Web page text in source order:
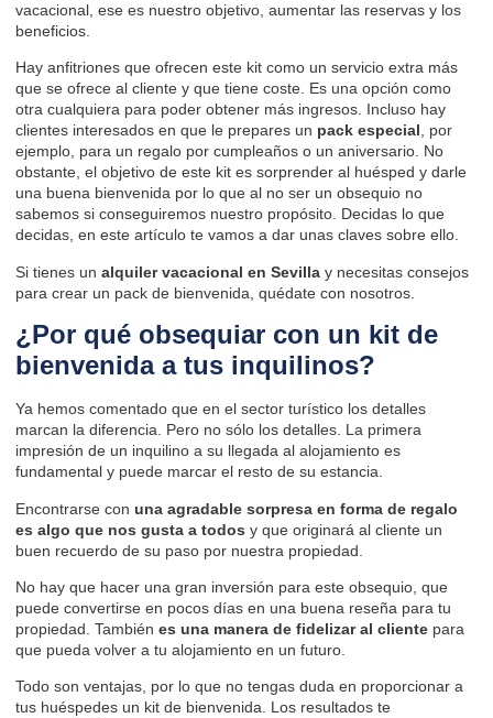
vacacional, ese es nuestro objetivo, aumentar las reservas y los
beneficios.
Hay anfitriones que ofrecen este kit como un servicio extra más
que se ofrece al cliente y que tiene coste. Es una opción como
otra cualquiera para poder obtener más ingresos. Incluso hay
clientes interesados en que le prepares un pack especial, por
ejemplo, para un regalo por cumpleaños o un aniversario. No
obstante, el objetivo de este kit es sorprender al huésped y darle
una buena bienvenida por lo que al no ser un obsequio no
sabemos si conseguiremos nuestro propósito. Decidas lo que
decidas, en este artículo te vamos a dar unas claves sobre ello.
Si tienes un alquiler vacacional en Sevilla y necesitas consejos
para crear un pack de bienvenida, quédate con nosotros.
¿Por qué obsequiar con un kit de
bienvenida a tus inquilinos?
Ya hemos comentado que en el sector turístico los detalles
marcan la diferencia. Pero no sólo los detalles. La primera
impresión de un inquilino a su llegada al alojamiento es
fundamental y puede marcar el resto de su estancia.
Encontrarse con una agradable sorpresa en forma de regalo
es algo que nos gusta a todos y que originará al cliente un
buen recuerdo de su paso por nuestra propiedad.
No hay que hacer una gran inversión para este obsequio, que
puede convertirse en pocos días en una buena reseña para tu
propiedad. También es una manera de fidelizar al cliente para
que pueda volver a tu alojamiento en un futuro.
Todo son ventajas, por lo que no tengas duda en proporcionar a
tus huéspedes un kit de bienvenida. Los resultados te